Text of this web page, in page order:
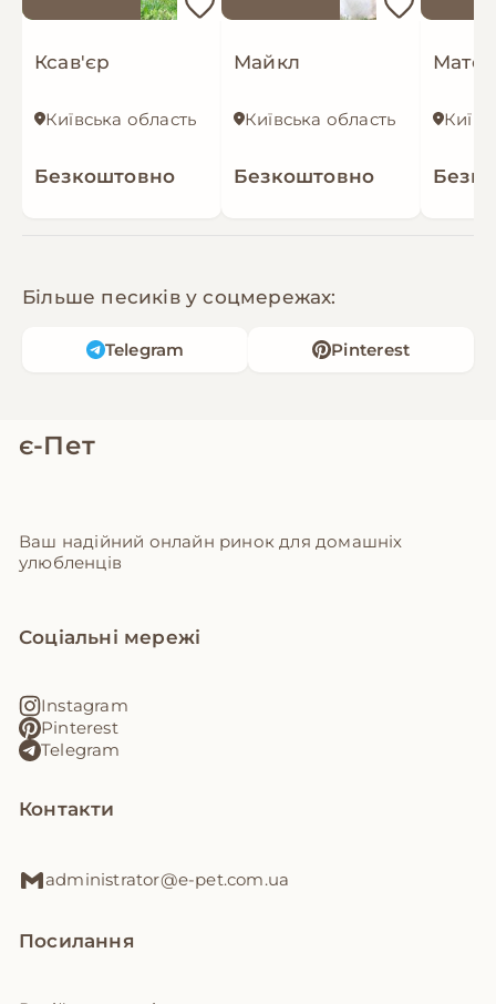
Ксав'єр
Київська область
Безкоштовно
Майкл
Київська область
Безкоштовно
Матео
Більше песиків у соцмережах:
Telegram Pinterest
є-Пет
Ваш надійний онлайн ринок для домашніх
улюбленців
Соціальні мережі
Instagram
Pinterest
Telegram
Контакти
administrator@e-pet.com.ua
Посилання